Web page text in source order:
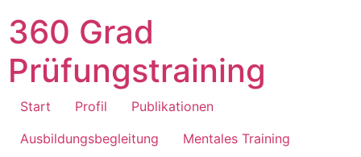
360 Grad
Prüfungstraining
Start Profil
Publikationen
Ausbildungsbegleitung
Mentales Training